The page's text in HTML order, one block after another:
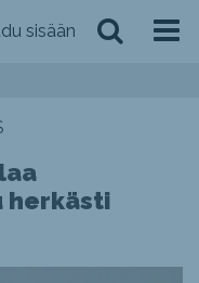
sisään
herkästi